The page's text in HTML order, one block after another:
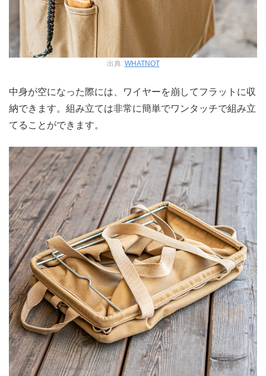
出典: WHATNOT
中身が空になった際には、ワイヤーを崩してフラットに収
納できます。組み立ては非常に簡単でワンタッチで組み立
てることができます。